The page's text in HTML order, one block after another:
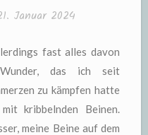
Januar 2024
fast alles davon
das ich seit
zu kämpfen hatte
kribbelnden Beinen.
meine Beine auf dem